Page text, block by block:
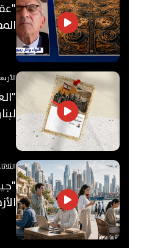
الأربعاء 5
الثلاثاء 4 آب